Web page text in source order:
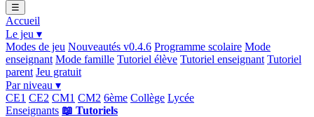
☰
Accueil
Le jeu ▾
Modes de jeu Nouveautés v0.4.6 Programme scolaire Mode
enseignant Mode famille Tutoriel élève Tutoriel enseignant Tutoriel
parent Jeu gratuit
Par niveau ▾
CE1 CE2 CM1 CM2 6ème Collège Lycée
Enseignants 📖 Tutoriels